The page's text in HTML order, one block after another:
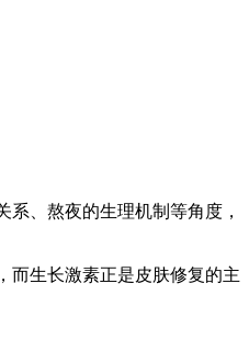
、熬夜的生理机制等角度，
而生长激素正是皮肤修复的主